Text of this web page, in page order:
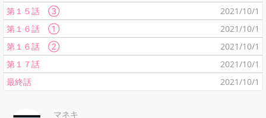
第１５話 ③
2021/10/1
第１６話 ①
2021/10/1
第１６話 ②
2021/10/1
第１７話
2021/10/1
最終話
2021/10/1
マネキ